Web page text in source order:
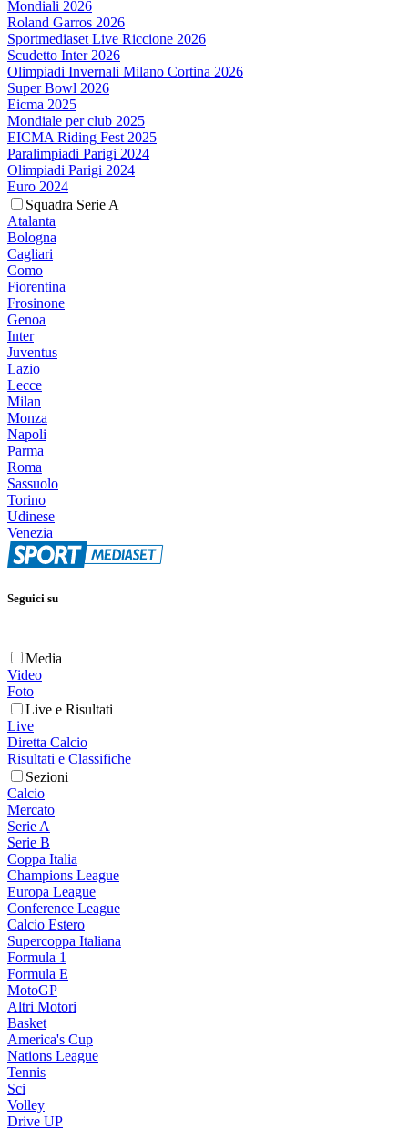
Mondiali 2026
Roland Garros 2026
Sportmediaset Live Riccione 2026
Scudetto Inter 2026
Olimpiadi Invernali Milano Cortina 2026
Super Bowl 2026
Eicma 2025
Mondiale per club 2025
EICMA Riding Fest 2025
Paralimpiadi Parigi 2024
Olimpiadi Parigi 2024
Euro 2024
Squadra Serie A
Atalanta
Bologna
Cagliari
Como
Fiorentina
Frosinone
Genoa
Inter
Juventus
Lazio
Lecce
Milan
Monza
Napoli
Parma
Roma
Sassuolo
Torino
Udinese
Venezia
Seguici su
Media
Video
Foto
Live e Risultati
Live
Diretta Calcio
Risultati e Classifiche
Sezioni
Calcio
Mercato
Serie A
Serie B
Coppa Italia
Champions League
Europa League
Conference League
Calcio Estero
Supercoppa Italiana
Formula 1
Formula E
MotoGP
Altri Motori
Basket
America's Cup
Nations League
Tennis
Sci
Volley
Drive UP